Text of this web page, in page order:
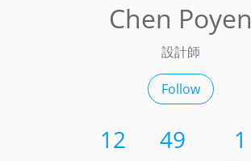
Chen Poyen
設計師
Follow
12 49 1